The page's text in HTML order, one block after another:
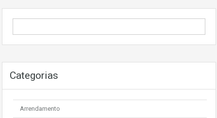
Categorias
Arrendamento